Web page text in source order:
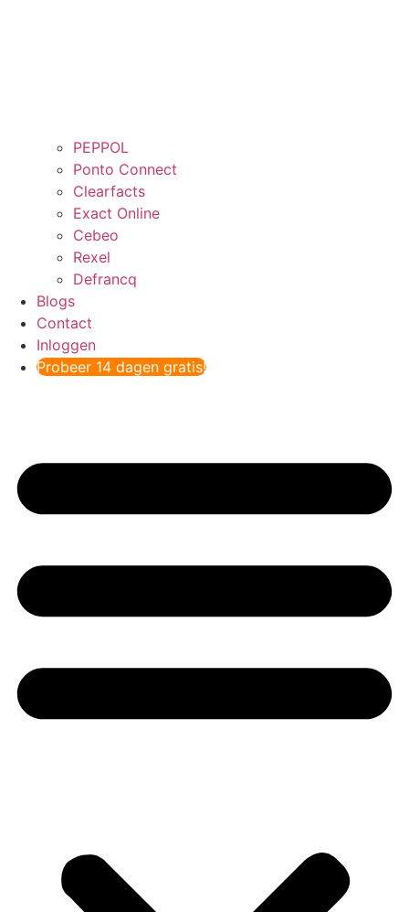
PEPPOL
Ponto Connect
Clearfacts
Exact Online
Cebeo
Rexel
Defrancq
Blogs
Contact
Inloggen
Probeer 14 dagen gratis!